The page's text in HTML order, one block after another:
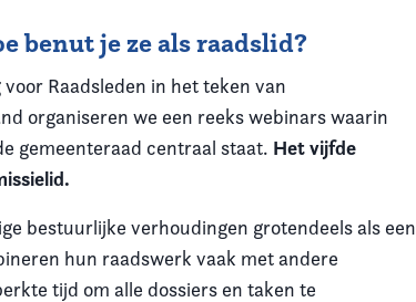
benut je ze als raadslid?
Raadsleden in het teken van
organiseren we een reeks webinars waarin
gemeenteraad centraal staat. Het vijfde
bestuurlijke verhoudingen grotendeels als een
hun raadswerk vaak met andere
tijd om alle dossiers en taken te